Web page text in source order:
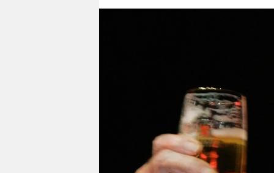
verlag
unterstützen
genossenschaft